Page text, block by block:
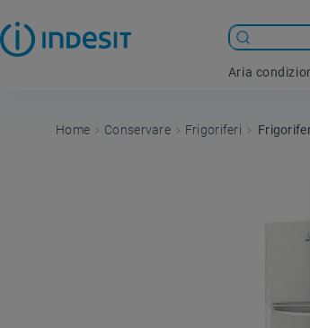
Aria
Conservare Frigoriferi